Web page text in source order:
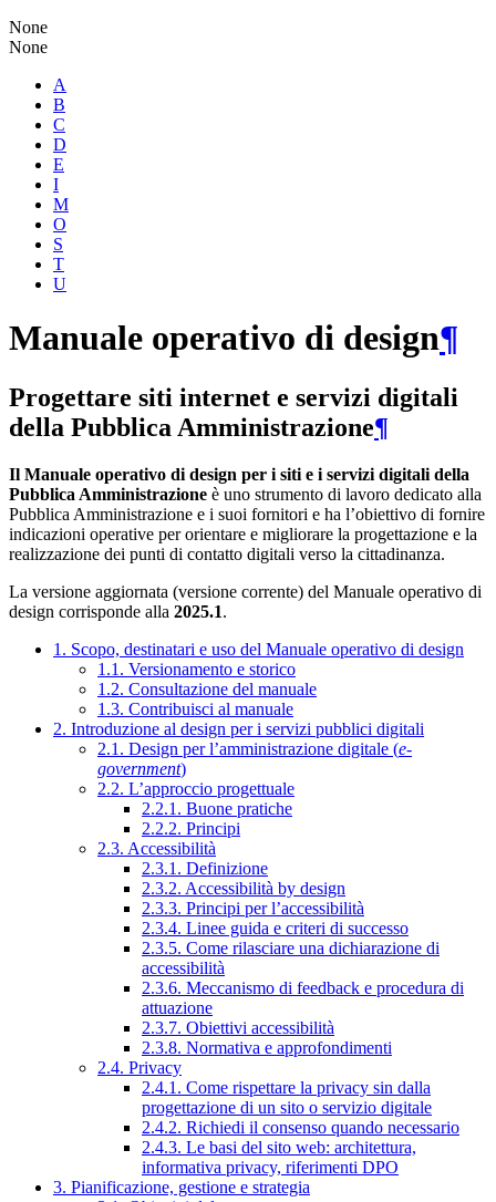
None
None
A
B
C
D
E
I
M
O
S
T
U
Manuale operativo di design¶
Progettare siti internet e servizi digitali
della Pubblica Amministrazione¶
Il Manuale operativo di design per i siti e i servizi digitali della
Pubblica Amministrazione è uno strumento di lavoro dedicato alla
Pubblica Amministrazione e i suoi fornitori e ha l’obiettivo di fornire
indicazioni operative per orientare e migliorare la progettazione e la
realizzazione dei punti di contatto digitali verso la cittadinanza.
La versione aggiornata (versione corrente) del Manuale operativo di
design corrisponde alla 2025.1.
1. Scopo, destinatari e uso del Manuale operativo di design
1.1. Versionamento e storico
1.2. Consultazione del manuale
1.3. Contribuisci al manuale
2. Introduzione al design per i servizi pubblici digitali
2.1. Design per l’amministrazione digitale (e-
government)
2.2. L’approccio progettuale
2.2.1. Buone pratiche
2.2.2. Principi
2.3. Accessibilità
2.3.1. Definizione
2.3.2. Accessibilità by design
2.3.3. Principi per l’accessibilità
2.3.4. Linee guida e criteri di successo
2.3.5. Come rilasciare una dichiarazione di
accessibilità
2.3.6. Meccanismo di feedback e procedura di
attuazione
2.3.7. Obiettivi accessibilità
2.3.8. Normativa e approfondimenti
2.4. Privacy
2.4.1. Come rispettare la privacy sin dalla
progettazione di un sito o servizio digitale
2.4.2. Richiedi il consenso quando necessario
2.4.3. Le basi del sito web: architettura,
informativa privacy, riferimenti DPO
3. Pianificazione, gestione e strategia